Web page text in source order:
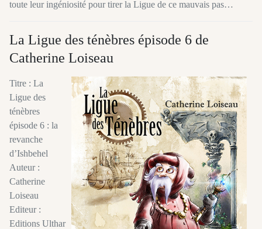
toute leur ingéniosité pour tirer la Ligue de ce mauvais pas…
La Ligue des ténèbres épisode 6 de
Catherine Loiseau
Titre : La
Ligue des
ténèbres
épisode 6 : la
revanche
d’Ishbehel
Auteur :
Catherine
Loiseau
Editeur :
Editions Ulthar